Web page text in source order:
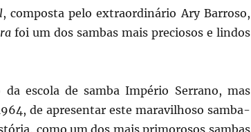
, composta pelo extraordinário Ary Barroso,
foi um dos sambas mais preciosos e lindos
escola de samba Império Serrano, mas
de apresentar este maravilhoso samba-